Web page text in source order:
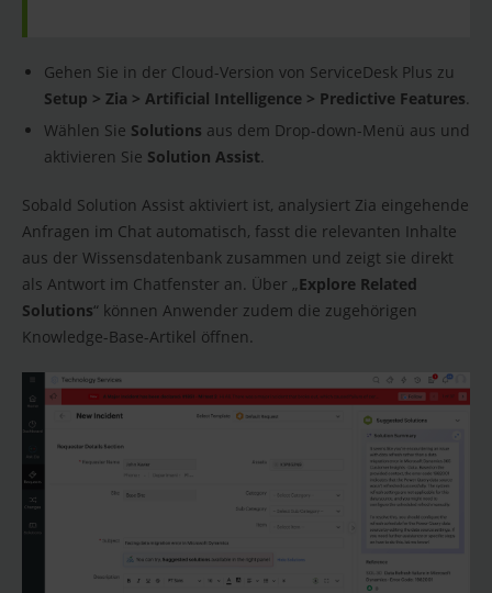
Gehen Sie in der Cloud-Version von ServiceDesk Plus zu
Setup > Zia > Artificial Intelligence > Predictive Features.
Wählen Sie Solutions aus dem Drop-down-Menü aus und
aktivieren Sie Solution Assist.
Sobald Solution Assist aktiviert ist, analysiert Zia eingehende
Anfragen im Chat automatisch, fasst die relevanten Inhalte
aus der Wissensdatenbank zusammen und zeigt sie direkt
als Antwort im Chatfenster an. Über „Explore Related
Solutions“ können Anwender zudem die zugehörigen
Knowledge-Base-Artikel öffnen.